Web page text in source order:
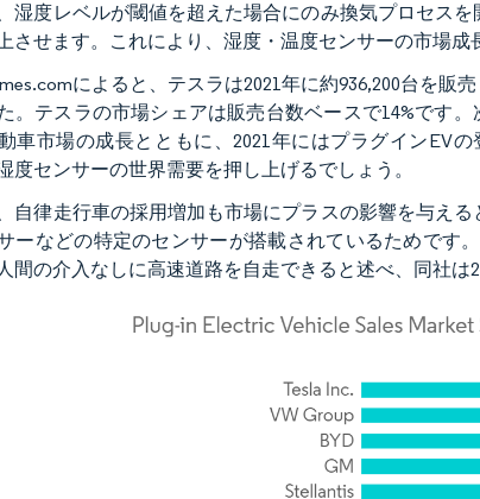
湿度レベルが閾値を超えた場合にのみ換気プロセス
させます。これにより、湿度・温度センサーの市場成
によると、テスラは2021年に約936,200台を販
。テスラの市場シェアは販売台数ベースで14%です
車市場の成長とともに、2021年にはプラグインEV
度センサーの世界需要を押し上げるでしょう。
自律走行車の採用増加も市場にプラスの影響を与え
ーなどの特定のセンサーが搭載されているためです
間の介入なしに高速道路を自走できると述べ、同社は